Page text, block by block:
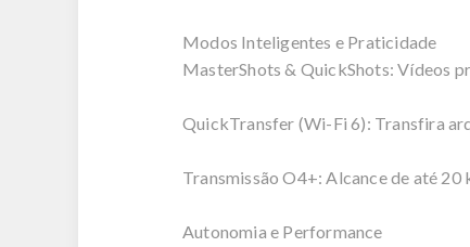
Modos Inteligentes e Praticidade
MasterShots & QuickShots: Vídeos
QuickTransfer (Wi-Fi 6): Transfira
Transmissão O4+: Alcance de até
Autonomia e Performance